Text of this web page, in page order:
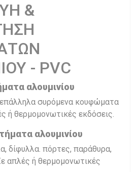
&
- PVC
αλουμινίου
συρόμενα κουφώματα
ή θερμομονωτικές εκδόσεις.
αλουμινίου
δίφυλλα. πόρτες, παράθυρα,
απλές ή θερμομονωτικές